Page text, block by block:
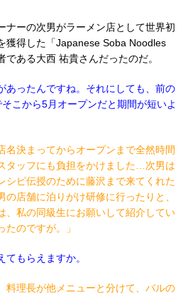
ナーの次男がラーメン店として世界初
獲得した「Japanese Soba Noodles
ある大西 祐貴さんだったのだ。
あったんですね。それにしても、前の
そこから5月オープンだと期間が短いよ
名決まってからオープンまで全然時間
タッフにも負担をかけました
次男は
シピ伝授のために藤沢まで来てくれた
の店舗に泊りがけ研修に行ったりと、
、私の同級生にお願いして紹介してい
のですが。」
もらえますか。
料理長が他メニューと分けて、バルの